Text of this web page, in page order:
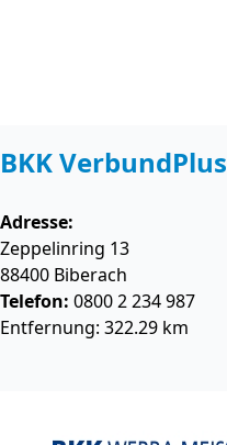
BKK VerbundPlus
Adresse:
Zeppelinring 13
88400 Biberach
Telefon: 0800 2 234 987
Entfernung: 322.29 km